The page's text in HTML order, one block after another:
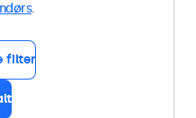
.
filter